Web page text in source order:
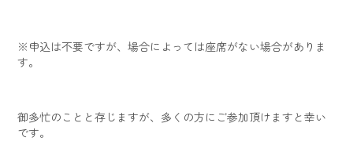
※申込は不要ですが、場合によっては座席がない場合がありま
す。
御多忙のことと存じますが、多くの方にご参加頂けますと幸い
です。